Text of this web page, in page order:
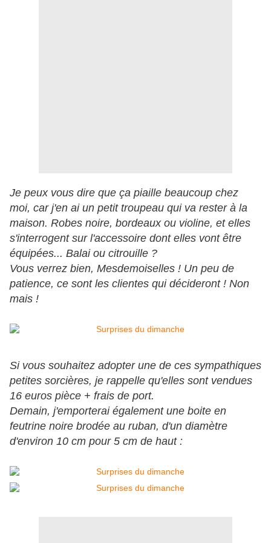
Je peux vous dire que ça piaille beaucoup chez
moi, car j'en ai un petit troupeau qui va rester à la
maison. Robes noire, bordeaux ou violine, et elles
s'interrogent sur l'accessoire dont elles vont être
équipées... Balai ou citrouille ?
Vous verrez bien, Mesdemoiselles ! Un peu de
patience, ce sont les clientes qui décideront ! Non
mais !
Si vous souhaitez adopter une de ces sympathiques
petites sorcières, je rappelle qu'elles sont vendues
16 euros pièce + frais de port.
Demain, j'emporterai également une boite en
feutrine noire brodée au ruban, d'un diamètre
d'environ 10 cm pour 5 cm de haut :